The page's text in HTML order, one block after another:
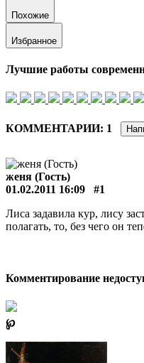
Похожие
Избранное
Лучшие работы
КОММЕНТАРИИ: 1
женя (Гость)
01.02.2011 16:09
#1
Лиса задавила кур, лису
полагать, то, без чего он
Комментирование
℘